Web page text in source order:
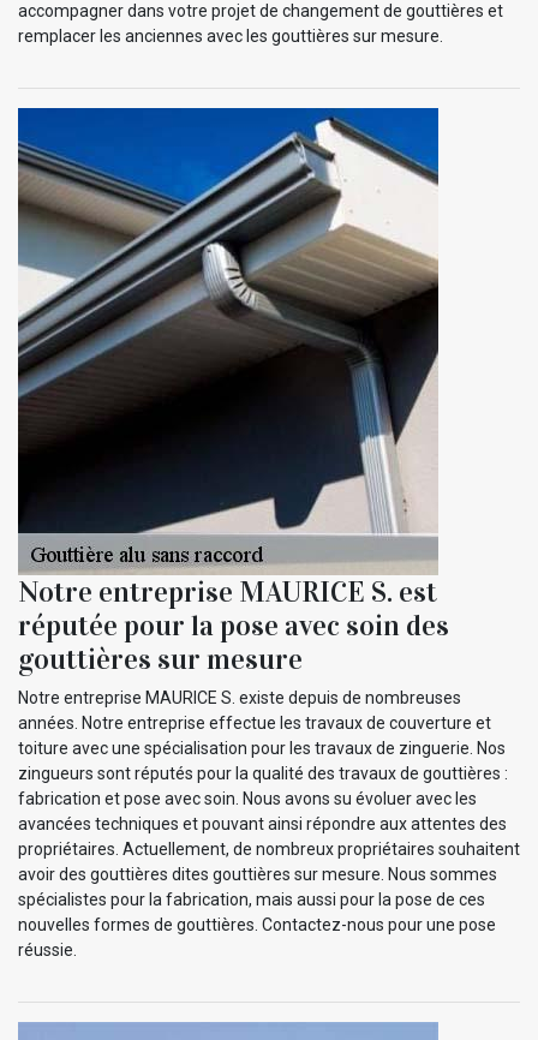
accompagner dans votre projet de changement de gouttières et
remplacer les anciennes avec les gouttières sur mesure.
Notre entreprise MAURICE S. est
réputée pour la pose avec soin des
gouttières sur mesure
Notre entreprise MAURICE S. existe depuis de nombreuses
années. Notre entreprise effectue les travaux de couverture et
toiture avec une spécialisation pour les travaux de zinguerie. Nos
zingueurs sont réputés pour la qualité des travaux de gouttières :
fabrication et pose avec soin. Nous avons su évoluer avec les
avancées techniques et pouvant ainsi répondre aux attentes des
propriétaires. Actuellement, de nombreux propriétaires souhaitent
avoir des gouttières dites gouttières sur mesure. Nous sommes
spécialistes pour la fabrication, mais aussi pour la pose de ces
nouvelles formes de gouttières. Contactez-nous pour une pose
réussie.